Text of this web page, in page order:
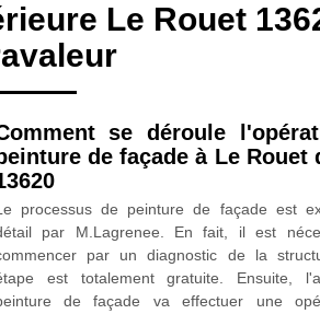
Le Rouet
se déroule
de façade à Le Rouet
processus de peinture de façade est
par M.Lagrenee. En fait, il est
par un diagnostic de la
est totalement gratuite. Ensuite,
de façade va effectuer une